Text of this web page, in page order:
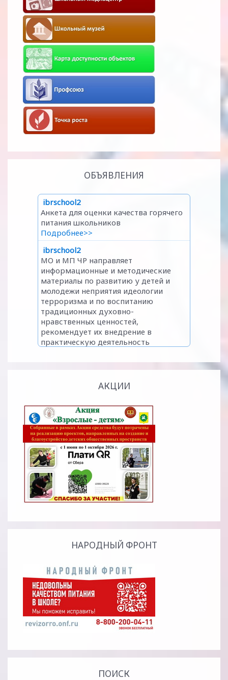
ОБЪЯВЛЕНИЯ
АКЦИИ
НАРОДНЫЙ ФРОНТ
ПОИСК